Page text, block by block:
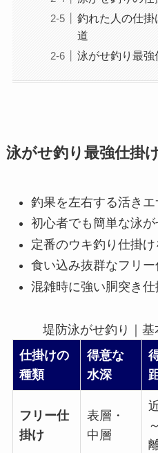
釣れた人の仕
道
泳がせ釣り最
泳がせ釣り最強仕掛
釣果を左右する活き
初心者でも簡単な泳
定番のウキ釣り仕掛
食い込み抜群なフリ
混雑時に強い胴突き
堤防泳がせ釣り｜
仕掛けの
種類
得意な
水深
フリー仕
掛け
表層・
中層